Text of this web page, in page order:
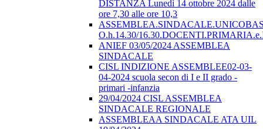
DISTANZA Lunedì 14 ottobre 2024 dalle
ore 7,30 alle ore 10,3
O.h.14.30/
ANIEF 03/05/2024 ASSEMBLEA
SINDACALE
CISL INDIZIONE ASSEMBLEE02-03-
04-2024 scuola secon di I e II grado -
primari -infanzia
29/04/2024 CISL ASSEMBLEA
SINDACALE REGIONALE
ASSEMBLEAA SINDACALE ATA UIL